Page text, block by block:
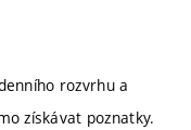
rozvrhu a
získávat poznatky.